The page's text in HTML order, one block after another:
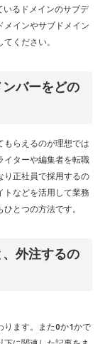
いるドメインのサブデ
メインやサブドメイン
ください。
バーをどの
もらえるのが理想では
イターや編集者を転職
り正社員で採用するの
トなどを活用して業務
とつの方法です。
外注するの
ります。また0か1かで